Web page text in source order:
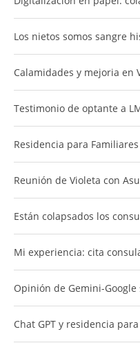
Los nietos somos sangre
Calamidades y mejoria en
Testimonio de optante a
Residencia para
Reunión de Violeta con
Están colapsados los
Mi experiencia: cita
Opinión de Gemini-
Chat GPT y residencia